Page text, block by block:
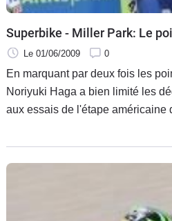
Superbike - Miller Park: Le
Le 01/06/2009 0
En marquant par deux fois les
Noriyuki Haga a bien limité les
aux essais de l'étape américaine
vierge pendant que le rival Ben
manches aux airs de promenade.